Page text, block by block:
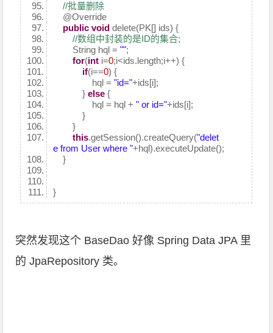
//批量删除
@Override
public void delete(PK[] ids) {
//数组中封装的是ID的集合;
String hql ="";
for(int i=0;i<ids.length;i++) {
if(i==0) {
hql ="id="+ids[i];
}else {
hql = hql +" or id="+ids[i];
}
}
this.getSession().createQuery("delet
e from User where "+hql).executeUpdate();
}
}
突然发现这个 BaseDao 好像 Spring Data JPA 里
的 JpaRepository 类。